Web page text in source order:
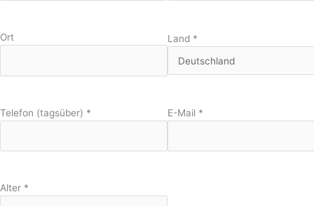
Ort Land *
Telefon (tagsüber) * E-Mail *
Alter *